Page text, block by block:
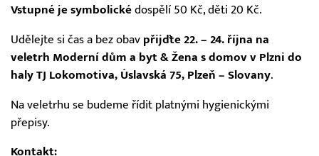
Vstupné je symbolické dospělí 50 Kč, děti 20 Kč.
Udělejte si čas a bez obav přijďte 22. – 24. října na
veletrh Moderní dům a byt & Žena s domov v Plzni do
haly TJ Lokomotiva, Úslavská 75, Plzeň – Slovany.
Na veletrhu se budeme řídit platnými hygienickými
přepisy.
Kontakt: